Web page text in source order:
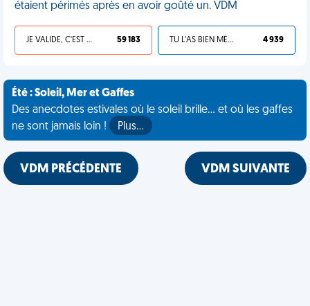
étaient périmés après en avoir goûté un. VDM
JE VALIDE, C'EST UNE VDM 59 183 TU L'AS BIEN MÉRITÉ 4 939
Été : Soleil, Mer et Gaffes
Des anecdotes estivales où le soleil brille... et où les gaffes
ne sont jamais loin !
Plus…
VDM PRÉCÉDENTE VDM SUIVANTE